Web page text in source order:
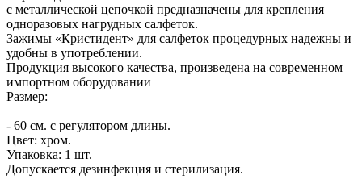
с металлической цепочкой предназначены для крепления
одноразовых нагрудных салфеток.
Зажимы «Кристидент» для салфеток процедурных надежны и
удобны в употреблении.
Продукция высокого качества, произведена на современном
импортном оборудовании
Размер:
- 60 см. с регулятором длины.
Цвет: хром.
Упаковка: 1 шт.
Допускается дезинфекция и стерилизация.